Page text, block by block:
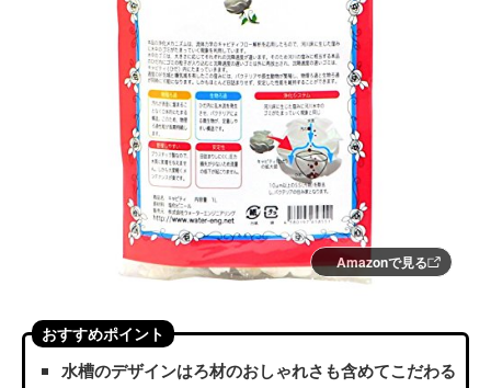
Amazonで見る
おすすめポイント
水槽のデザインはろ材のおしゃれさも含めてこだわる